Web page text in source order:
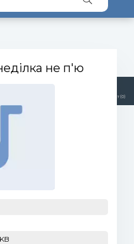
Плейлист (0)
не п'ю